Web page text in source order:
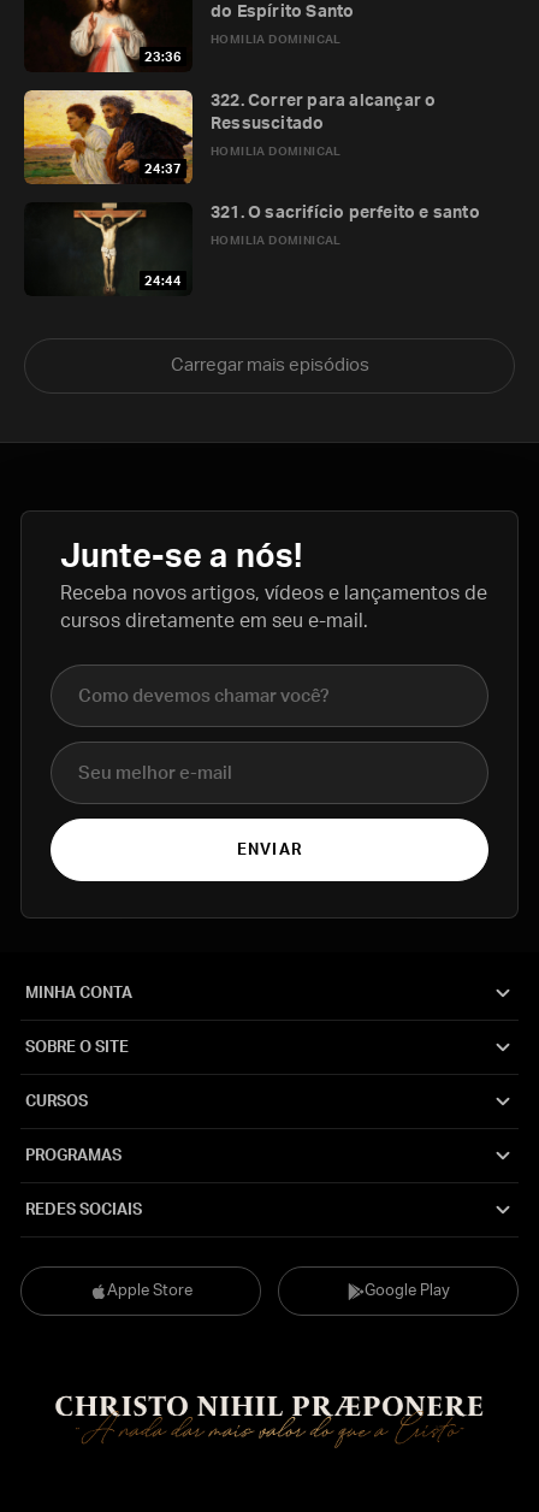
23:36
HOMILIA DOMINICAL
do Espírito Santo
24:37
HOMILIA DOMINICAL
322. Correr para alcançar o
Ressuscitado
24:44
HOMILIA DOMINICAL
321. O sacrifício perfeito e santo
Carregar mais episódios
Junte-se a nós!
Receba novos artigos, vídeos e lançamentos de
cursos diretamente em seu e-mail.
Nome completo
E-mail
ENVIAR
Apple Store Google Play
MINHA CONTA
SOBRE O SITE
CURSOS
PROGRAMAS
REDES SOCIAIS